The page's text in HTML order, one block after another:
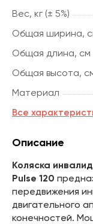
Вес, кг (± 5%)
Общая ширина,
Общая длина, см
Общая высота,
Материал
Все
Описание
Коляска
Pulse 120
передвижения
двигательного
конечностей.